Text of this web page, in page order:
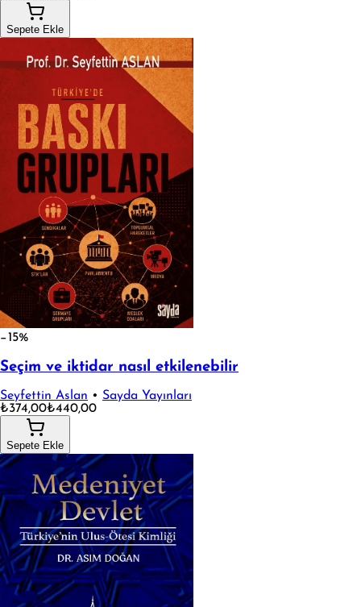
Sepete Ekle
−15%
Seçim ve iktidar nasıl etkilenebilir
Seyfettin Aslan • Sayda Yayınları
₺374,00₺440,00
Sepete Ekle